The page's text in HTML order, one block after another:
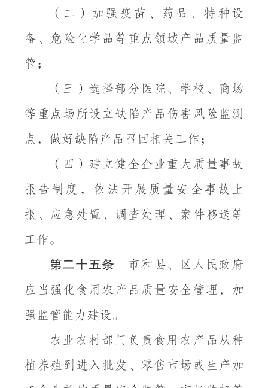
（二）加强疫苗、药品、特种设
备、危险化学品等重点领域产品质量监
管；
（三）选择部分医院、学校、商场
等重点场所设立缺陷产品伤害风险监测
点，做好缺陷产品召回相关工作；
（四）建立健全企业重大质量事故
报告制度，依法开展质量安全事故上
报、应急处置、调查处理、案件移送等
工作。
第二十五条 市和县、区人民政府
应当强化食用农产品质量安全管理，加
强监管能力建设。
农业农村部门负责食用农产品从种
植养殖到进入批发、零售市场或生产加